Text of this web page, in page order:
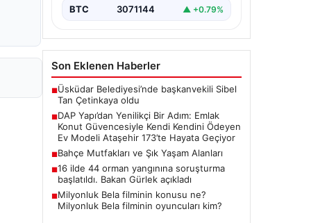
BTC 3071144 ▲ +0.79%
Son Eklenen Haberler
■Üsküdar Belediyesi’nde başkanvekili Sibel
Tan Çetinkaya oldu
■DAP Yapı’dan Yenilikçi Bir Adım: Emlak
Konut Güvencesiyle Kendi Kendini Ödeyen
Ev Modeli Ataşehir 173’te Hayata Geçiyor
■Bahçe Mutfakları ve Şık Yaşam Alanları
■16 ilde 44 orman yangınına soruşturma
başlatıldı. Bakan Gürlek açıkladı
■Milyonluk Bela filminin konusu ne?
Milyonluk Bela filminin oyuncuları kim?